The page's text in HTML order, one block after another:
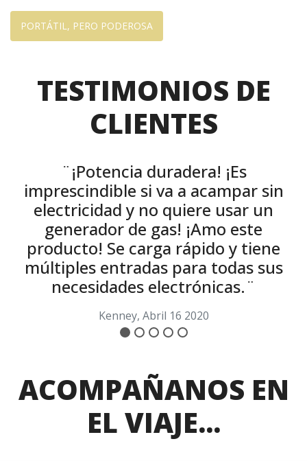
PORTÁTIL, PERO PODEROSA
TESTIMONIOS DE
CLIENTES
¨¡Potencia duradera! ¡Es
imprescindible si va a acampar sin
electricidad y no quiere usar un
generador de gas! ¡Amo este
producto! Se carga rápido y tiene
múltiples entradas para todas sus
necesidades electrónicas.¨
Kenney, Abril 16 2020
ACOMPAÑANOS EN
EL VIAJE...